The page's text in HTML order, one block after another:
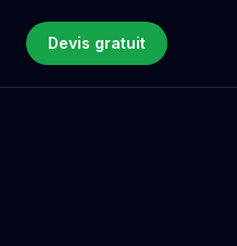
Devis gratuit